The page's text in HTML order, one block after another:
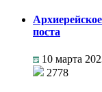
поста
10 марта
2778